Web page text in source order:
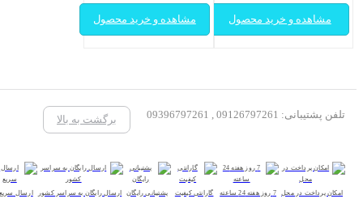
مشاهده و خرید محصول مشاهده و خرید محصول
تلفن پشتیبانی: 09126797261 , 09396797261 برگشت به بالا
امکان پرداخت در محل 7 روز هفته 24 ساعته گارانتی کیفیت پشتیبانی رایگان ارسال رایگان به سراسر کشور ارسال سریع